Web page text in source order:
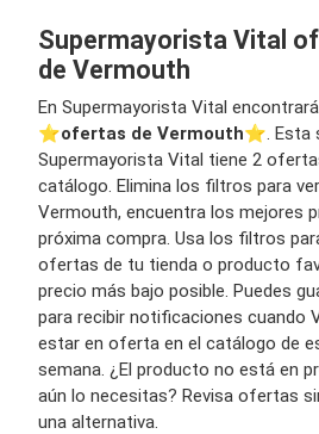
Supermayorista Vital
de Vermouth
En Supermayorista Vital
⭐️ofertas de Vermouth⭐️. Esta
Supermayorista Vital tiene 2
catálogo. Elimina los filtros para
Vermouth, encuentra los mejores
próxima compra. Usa los filtros
ofertas de tu tienda o producto
precio más bajo posible. Puedes
para recibir notificaciones cuando
estar en oferta en el catálogo de
semana. ¿El producto no está en
aún lo necesitas? Revisa ofertas
una alternativa.